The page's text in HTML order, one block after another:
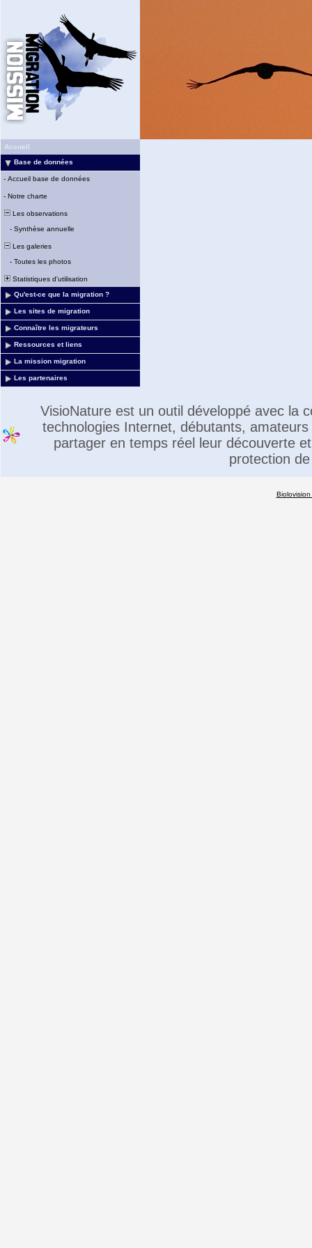
Accueil
Base de données
- Accueil base de données
- Notre charte
Les observations
- Synthèse annuelle
Les galeries
- Toutes les photos
Statistiques d'utilisation
Qu'est-ce que la migration ?
Les sites de migration
Connaître les migrateurs
Ressources et liens
La mission migration
Les partenaires
VisioNature est un outil développé avec la
technologies Internet, débutants,
partager en temps réel leur découverte
protection
Biolovision